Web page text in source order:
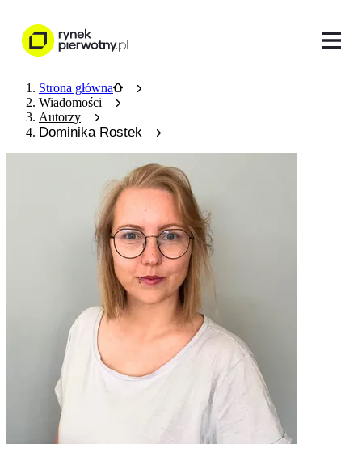
Strona główna
Wiadomości
Autorzy
Dominika Rostek